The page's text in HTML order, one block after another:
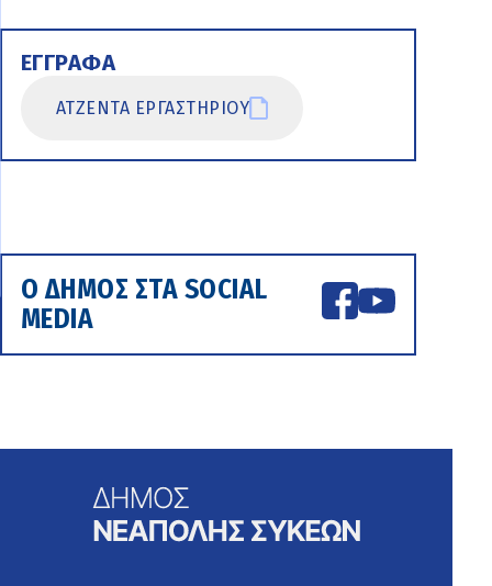
ΕΓΓΡΑΦΑ
ΑΤΖΕΝΤΑ ΕΡΓΑΣΤΗΡΙΟΥ
Ο ΔΗΜΟΣ ΣΤΑ SOCIAL
MEDIA